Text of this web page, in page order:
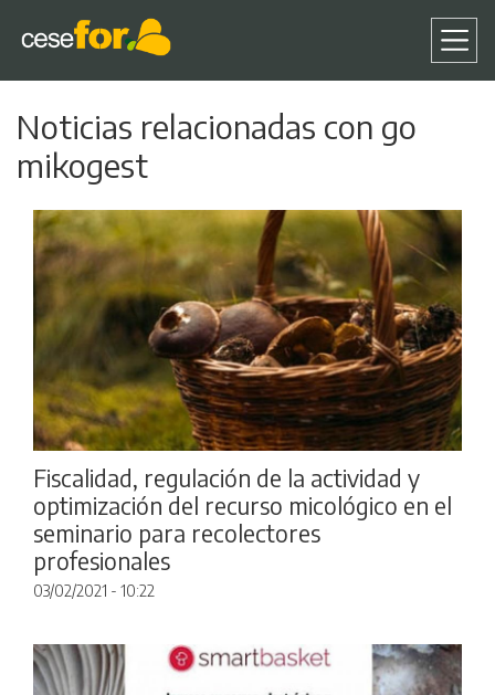
al
Noticias relacionadas con go
mikogest
Fiscalidad, regulación de la actividad y
optimización del recurso micológico en el
seminario para recolectores
profesionales
03/02/2021 - 10:22